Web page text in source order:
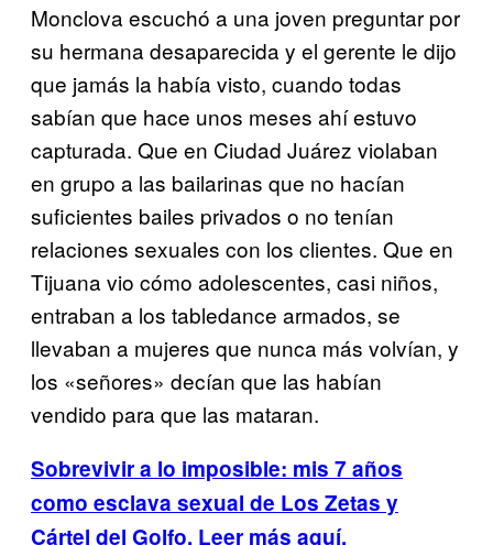
Monclova escuchó a una joven preguntar por
su hermana desaparecida y el gerente le dijo
que jamás la había visto, cuando todas
sabían que hace unos meses ahí estuvo
capturada. Que en Ciudad Juárez violaban
en grupo a las bailarinas que no hacían
suficientes bailes privados o no tenían
relaciones sexuales con los clientes. Que en
Tijuana vio cómo adolescentes, casi niños,
entraban a los tabledance armados, se
llevaban a mujeres que nunca más volvían, y
los «señores» decían que las habían
vendido para que las mataran.
Sobrevivir a lo imposible: mis 7 años
como esclava sexual de Los Zetas y
Cártel del Golfo. Leer más aquí.